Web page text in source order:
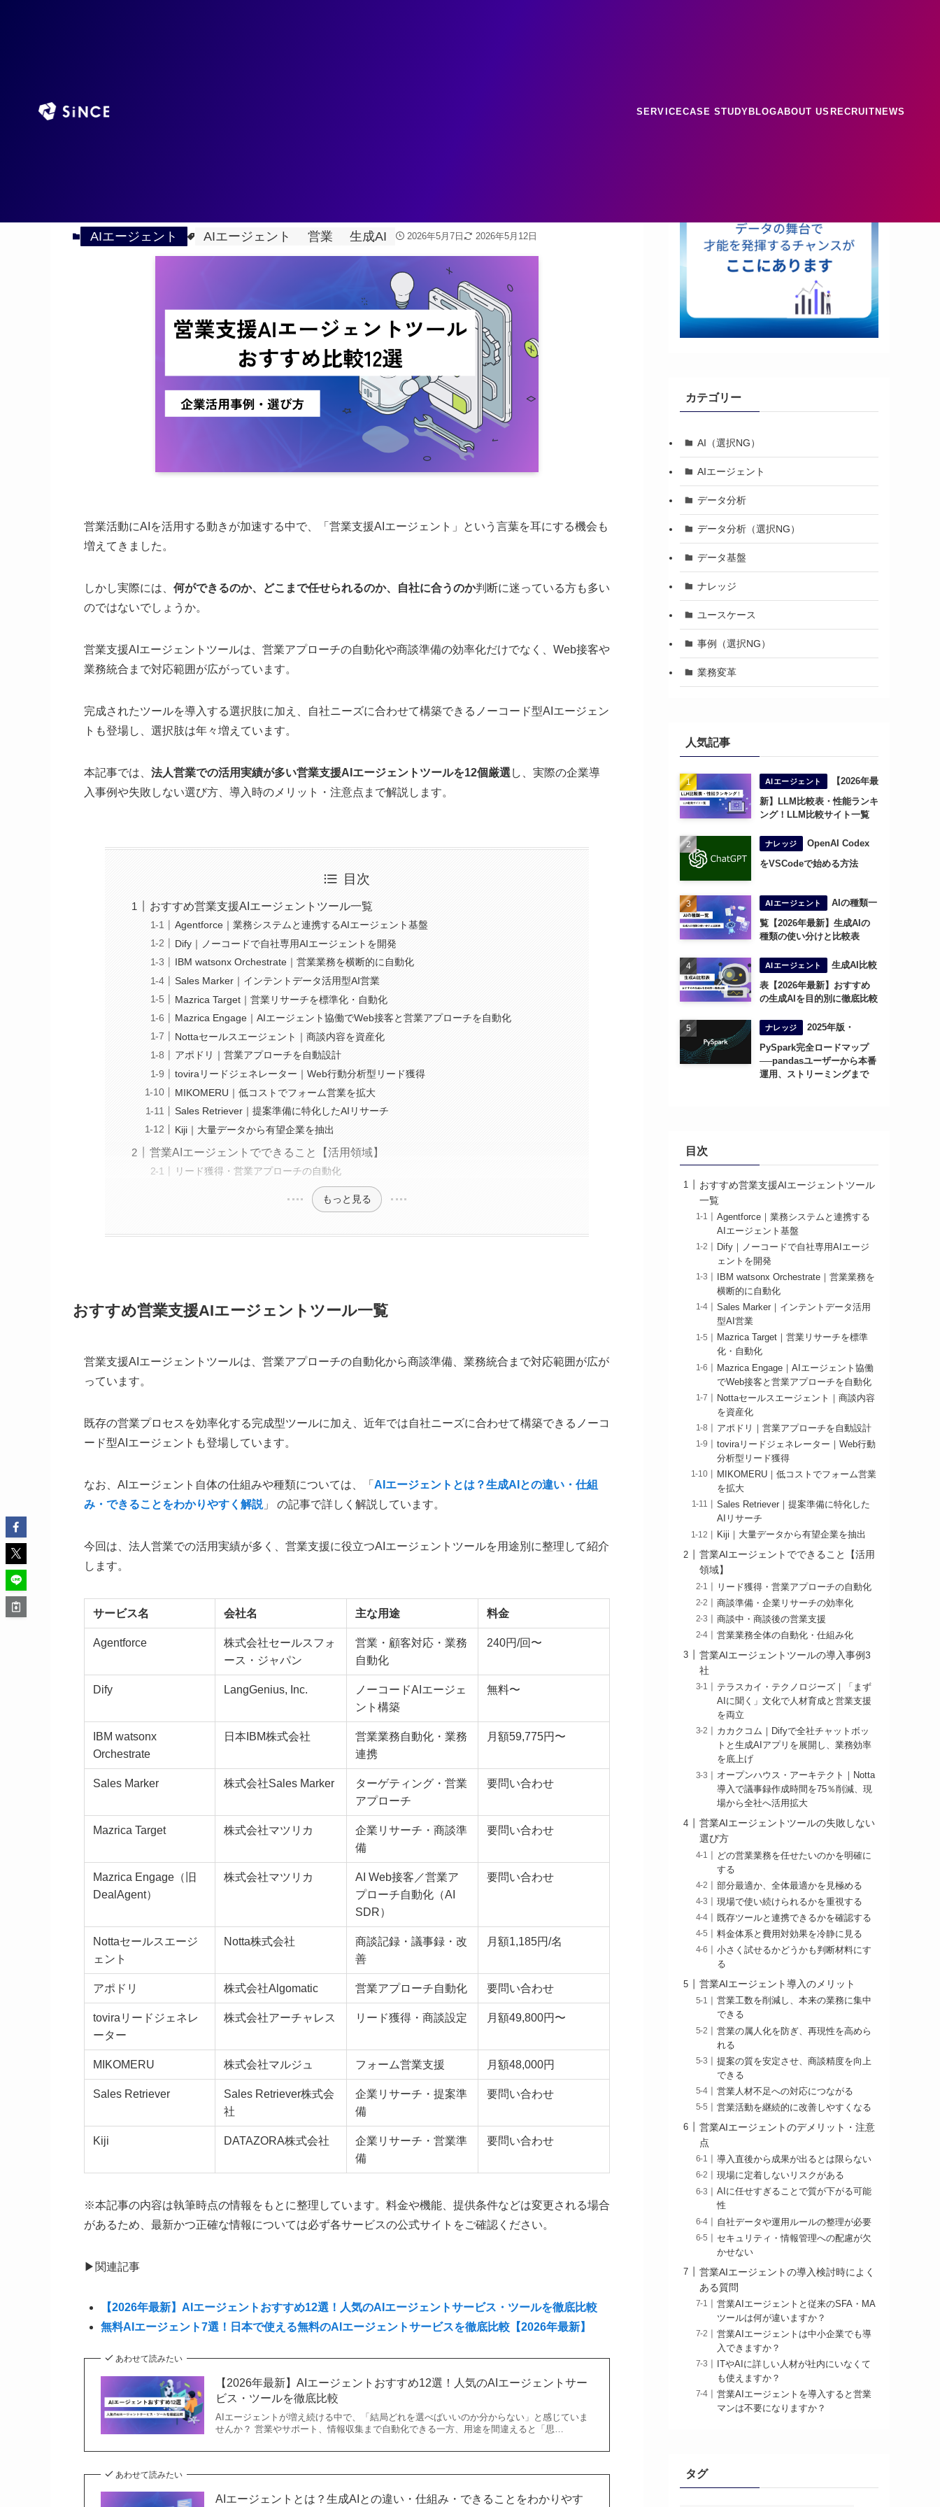
SERVICECASE STUDYBLOGABOUT US RECRUITNEWS
AIエージェント AIエージェント 営業 生成AI 2026年5月7日 2026年5月12日
営業活動にAIを活用する動きが加速する中で、「営業支援AIエージェント」という言葉を耳にする機会も
増えてきました。
しかし実際には、 何ができるのか、どこまで任せられるのか、自社に合うのか判断に迷っている方も多い
のではないでしょうか。
営業支援AIエージェントツールは、営業アプローチの自動化や商談準備の効率化だけでなく、Web接客や
業務統合まで対応範囲が広がっています。
完成されたツールを導入する選択肢に加え、自社ニーズに合わせて構築できるノーコード型AIエージェン
トも登場し、選択肢は年々増えています。
本記事では、 法人営業での活用実績が多い営業支援AIエージェントツールを12個厳選 し、実際の企業導
入事例や失敗しない選び方、導入時のメリット・注意点まで解説します。
目次
おすすめ営業支援AIエージェントツール一覧
Agentforce｜業務システムと連携するAIエージェント基盤
Dify｜ノーコードで自社専用AIエージェントを開発
IBM watsonx Orchestrate｜営業業務を横断的に自動化
Sales Marker｜インテントデータ活用型AI営業
Mazrica Target｜営業リサーチを標準化・自動化
Mazrica Engage｜AIエージェント協働でWeb接客と営業アプローチを自動化
Nottaセールスエージェント｜商談内容を資産化
アポドリ｜営業アプローチを自動設計
toviraリードジェネレーター｜Web行動分析型リード獲得
MIKOMERU｜低コストでフォーム営業を拡大
Sales Retriever｜提案準備に特化したAIリサーチ
Kiji｜大量データから有望企業を抽出
営業AIエージェントでできること【活用領域】
リード獲得・営業アプローチの自動化
もっと見る
おすすめ営業支援AIエージェントツール一覧
営業支援AIエージェントツールは、営業アプローチの自動化から商談準備、業務統合まで対応範囲が広が
っています。
既存の営業プロセスを効率化する完成型ツールに加え、近年では自社ニーズに合わせて構築できるノーコ
ード型AIエージェントも登場しています。
なお、AIエージェント自体の仕組みや種類については、「 AIエージェントとは？生成AIとの違い・仕組
み・できることをわかりやすく解説」 の記事で詳しく解説しています。
今回は、法人営業での活用実績が多く、営業支援に役立つAIエージェントツールを用途別に整理して紹介
します。
サービス名 会社名 主な用途 料金
Agentforce
株式会社セールスフォ
ース・ジャパン
営業・顧客対応・業務
自動化
240円/回〜
Dify LangGenius, Inc.
ノーコードAIエージェ
ント構築
無料〜
IBM watsonx
Orchestrate
日本IBM株式会社
営業業務自動化・業務
連携
月額59,775円〜
Sales Marker 株式会社Sales Marker
ターゲティング・営業
アプローチ
要問い合わせ
Mazrica Target 株式会社マツリカ
企業リサーチ・商談準
備
要問い合わせ
Mazrica Engage（旧
DealAgent）
株式会社マツリカ
AI Web接客／営業ア
プローチ自動化（AI
SDR）
要問い合わせ
Nottaセールスエージ
ェント
Notta株式会社
商談記録・議事録・改
善
月額1,185円/名
アポドリ 株式会社Algomatic 営業アプローチ自動化 要問い合わせ
toviraリードジェネレ
ーター
株式会社アーチャレス リード獲得・商談設定 月額49,800円〜
MIKOMERU 株式会社マルジュ フォーム営業支援 月額48,000円
Sales Retriever
Sales Retriever株式会
社
企業リサーチ・提案準
備
要問い合わせ
Kiji DATAZORA株式会社
企業リサーチ・営業準
備
要問い合わせ
※本記事の内容は執筆時点の情報をもとに整理しています。料金や機能、提供条件などは変更される場合
があるため、最新かつ正確な情報については必ず各サービスの公式サイトをご確認ください。
▶関連記事
【2026年最新】AIエージェントおすすめ12選！人気のAIエージェントサービス・ツールを徹底比較
無料AIエージェント7選！日本で使える無料のAIエージェントサービスを徹底比較【2026年最新】
あわせて読みたい
【2026年最新】AIエージェントおすすめ12選！人気のAIエージェントサー
ビス・ツールを徹底比較
AIエージェントが増え続ける中で、「結局どれを選べばいいのか分からない」と感じていま
せんか？ 営業やサポート、情報収集まで自動化できる一方、用途を間違えると「思…
あわせて読みたい
AIエージェントとは？生成AIとの違い・仕組み・できることをわかりやす
カテゴリー
AI（選択NG）
AIエージェント
データ分析
データ分析（選択NG）
データ基盤
ナレッジ
ユースケース
事例（選択NG）
業務変革
人気記事
AIエージェント
【2026年最
新】LLM比較表・性能ランキ
ング！LLM比較サイト一覧
ナレッジ
OpenAI Codex
をVSCodeで始める方法
AIエージェント
AIの種類一
覧【2026年最新】生成AIの
種類の使い分けと比較表
AIエージェント
生成AI比較
表【2026年最新】おすすめ
の生成AIを目的別に徹底比較
ナレッジ
2025年版・
PySpark完全ロードマップ
──pandasユーザーから本番
運用、ストリーミングまで
目次
おすすめ営業支援AIエージェントツール
一覧
Agentforce｜業務システムと連携する
AIエージェント基盤
Dify｜ノーコードで自社専用AIエージ
ェントを開発
IBM watsonx Orchestrate｜営業業務を
横断的に自動化
Sales Marker｜インテントデータ活用
型AI営業
Mazrica Target｜営業リサーチを標準
化・自動化
Mazrica Engage｜AIエージェント協働
でWeb接客と営業アプローチを自動化
Nottaセールスエージェント｜商談内容
を資産化
アポドリ｜営業アプローチを自動設計
toviraリードジェネレーター｜Web行動
分析型リード獲得
MIKOMERU｜低コストでフォーム営業
を拡大
Sales Retriever｜提案準備に特化した
AIリサーチ
Kiji｜大量データから有望企業を抽出
営業AIエージェントでできること【活用
領域】
リード獲得・営業アプローチの自動化
商談準備・企業リサーチの効率化
商談中・商談後の営業支援
営業業務全体の自動化・仕組み化
営業AIエージェントツールの導入事例3
社
テラスカイ・テクノロジーズ｜「まず
AIに聞く」文化で人材育成と営業支援
を両立
カカクコム｜Difyで全社チャットボッ
トと生成AIアプリを展開し、業務効率
を底上げ
オープンハウス・アーキテクト｜Notta
導入で議事録作成時間を75％削減、現
場から全社へ活用拡大
営業AIエージェントツールの失敗しない
選び方
どの営業業務を任せたいのかを明確に
する
部分最適か、全体最適かを見極める
現場で使い続けられるかを重視する
既存ツールと連携できるかを確認する
料金体系と費用対効果を冷静に見る
小さく試せるかどうかも判断材料にす
る
営業AIエージェント導入のメリット
営業工数を削減し、本来の業務に集中
できる
営業の属人化を防ぎ、再現性を高めら
れる
提案の質を安定させ、商談精度を向上
できる
営業人材不足への対応につながる
営業活動を継続的に改善しやすくなる
営業AIエージェントのデメリット・注意
点
導入直後から成果が出るとは限らない
現場に定着しないリスクがある
AIに任せすぎることで質が下がる可能
性
自社データや運用ルールの整理が必要
セキュリティ・情報管理への配慮が欠
かせない
営業AIエージェントの導入検討時によく
ある質問
営業AIエージェントと従来のSFA・MA
ツールは何が違いますか？
営業AIエージェントは中小企業でも導
入できますか？
ITやAIに詳しい人材が社内にいなくて
も使えますか？
営業AIエージェントを導入すると営業
マンは不要になりますか？
タグ